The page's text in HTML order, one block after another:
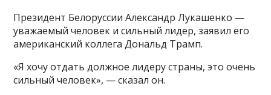
Президент Белоруссии Александр Лукашенко —
уважаемый человек и сильный лидер, заявил его
американский коллега Дональд Трамп.
«Я хочу отдать должное лидеру страны, это очень
сильный человек», — сказал он.